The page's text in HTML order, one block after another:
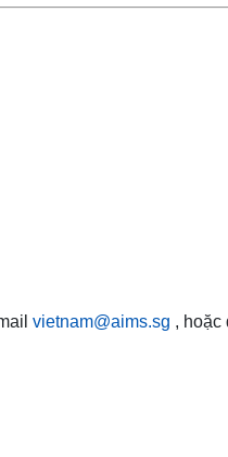
vietnam@aims.sg , hoặc